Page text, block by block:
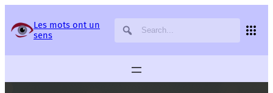
Les mots ont un
sens
Panneau de gestion des services